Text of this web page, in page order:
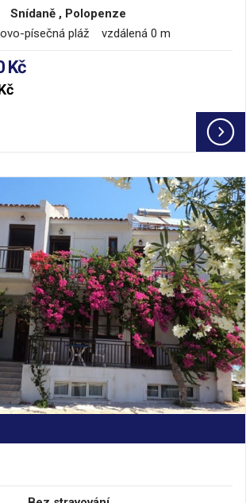
Snídaně , Polopenze
písečná pláž vzdálená 0 m
Kč